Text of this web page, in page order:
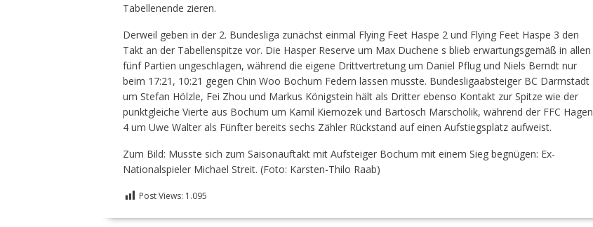
Tabellenende zieren.
Derweil geben in der 2. Bundesliga zunächst einmal Flying Feet Haspe 2 und Flying Feet Haspe 3 den
Takt an der Tabellenspitze vor. Die Hasper Reserve um Max Duchene s blieb erwartungsgemäß in allen
fünf Partien ungeschlagen, während die eigene Drittvertretung um Daniel Pflug und Niels Berndt nur
beim 17:21, 10:21 gegen Chin Woo Bochum Federn lassen musste. Bundesligaabsteiger BC Darmstadt
um Stefan Hölzle, Fei Zhou und Markus Königstein hält als Dritter ebenso Kontakt zur Spitze wie der
punktgleiche Vierte aus Bochum um Kamil Kiernozek und Bartosch Marscholik, während der FFC Hagen
4 um Uwe Walter als Fünfter bereits sechs Zähler Rückstand auf einen Aufstiegsplatz aufweist.
Zum Bild: Musste sich zum Saisonauftakt mit Aufsteiger Bochum mit einem Sieg begnügen: Ex-
Nationalspieler Michael Streit. (Foto: Karsten-Thilo Raab)
Post Views: 1.095